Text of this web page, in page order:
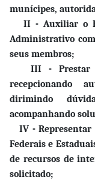
munícipes,
II - Auxiliar o
Administrativo
seus membros;
III -
recepcionando
dirimindo
acompanhando
IV -Representar
Federais e
de recursos de
solicitado;